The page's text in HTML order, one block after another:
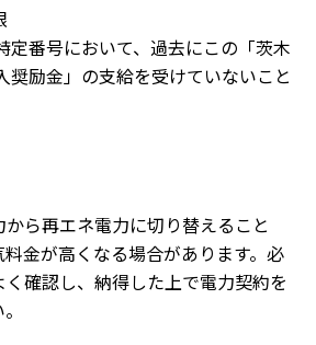
定番号において、過去にこの「茨木
奨励金」の支給を受けていないこと
ら再エネ電力に切り替えること
金が高くなる場合があります。必
確認し、納得した上で電力契約を